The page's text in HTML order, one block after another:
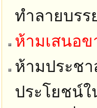
ทำลายบรร
ห้ามเสนอข
ห้ามประช
ประโยชน์